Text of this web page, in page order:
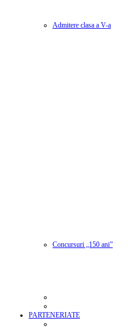
Admitere clasa a V-a
Concursuri „150 ani”
PARTENERIATE